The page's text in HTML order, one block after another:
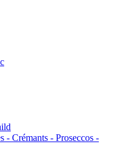
- Crémants - Proseccos -